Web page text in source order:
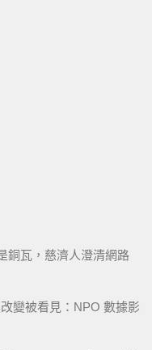
銅瓦，慈濟人澄清網路
變被看見：NPO 數據影